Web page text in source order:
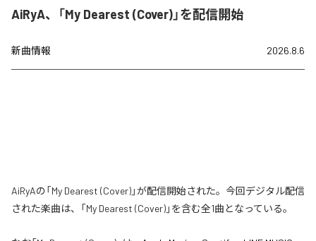
AiRyA、「My Dearest (Cover)」を配信開始
新曲情報 2026.8.6
AiRyAの「My Dearest (Cover)」が配信開始された。今回デジタル配信
された楽曲は、「My Dearest (Cover)」を含む全1曲となっている。